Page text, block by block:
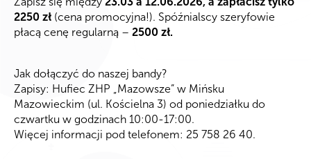
2250 zł (cena promocyjna!). Spóźnialscy szeryfowie
płacą cenę regularną – 2500 zł.
​Jak dołączyć do naszej bandy?
Zapisy: Hufiec ZHP „Mazowsze” w Mińsku
Mazowieckim (ul. Kościelna 3) od poniedziałku do
czwartku w godzinach 10:00-17:00.
​Więcej informacji pod telefonem: 25 758 26 40.